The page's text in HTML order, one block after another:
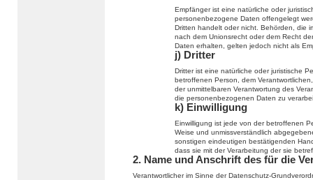
Empfänger ist eine natürliche oder
personenbezogene Daten offengelegt
Dritten handelt oder nicht. Behörden, die
nach dem Unionsrecht oder dem Recht
Daten erhalten, gelten jedoch nicht als
j) Dritter
Dritter ist eine natürliche oder juristische
betroffenen Person, dem
der unmittelbaren Verantwortung des
die personenbezogenen Daten zu
k) Einwilligung
Einwilligung ist jede von der betroffenen
Weise und unmissverständlich
sonstigen eindeutigen bestätigenden
dass sie mit der Verarbeitung der sie
2. Name und Anschrift des für die
Verantwortlicher im Sinne der Datenschutz-